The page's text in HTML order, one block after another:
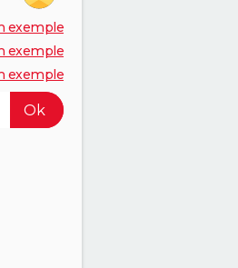
exemple
exemple
exemple